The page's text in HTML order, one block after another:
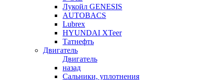
Лукойл GENESIS
AUTOBACS
Lubrex
HYUNDAI XTeer
Татнефть
Двигатель
Двигатель
назад
Сальники, уплотнения